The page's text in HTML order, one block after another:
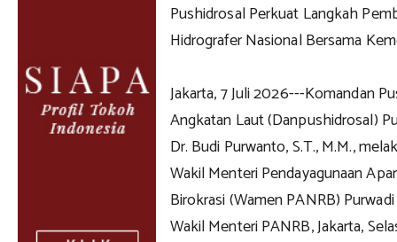
Pushidrosal Perkuat Langkah
Hidrografer Nasional Bersama
Jakarta, 7 Juli 2026---Komandan
Angkatan Laut (Danpushidrosal)
Dr. Budi Purwanto, S.T., M.M.,
Wakil Menteri Pendayagunaan
Birokrasi (Wamen PANRB)
Wakil Menteri PANRB, Jakarta,